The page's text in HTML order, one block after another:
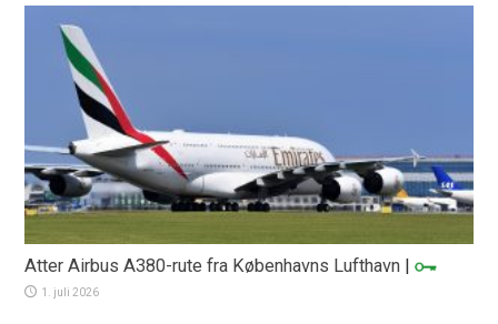
Atter Airbus A380-rute fra Københavns Lufthavn |
1. juli 2026